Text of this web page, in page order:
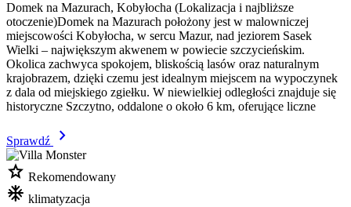
Domek na Mazurach, Kobyłocha (Lokalizacja i najbliższe
otoczenie)Domek na Mazurach położony jest w malowniczej
miejscowości Kobyłocha, w sercu Mazur, nad jeziorem Sasek
Wielki – największym akwenem w powiecie szczycieńskim.
Okolica zachwyca spokojem, bliskością lasów oraz naturalnym
krajobrazem, dzięki czemu jest idealnym miejscem na wypoczynek
z dala od miejskiego zgiełku. W niewielkiej odległości znajduje się
historyczne Szczytno, oddalone o około 6 km, oferujące liczne
Sprawdź
chevron_right
star Rekomendowany
mode_cool klimatyzacja